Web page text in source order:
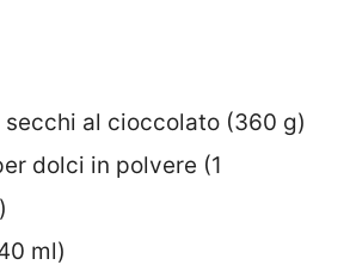
al cioccolato (360 g)
dolci in polvere (1
ml)